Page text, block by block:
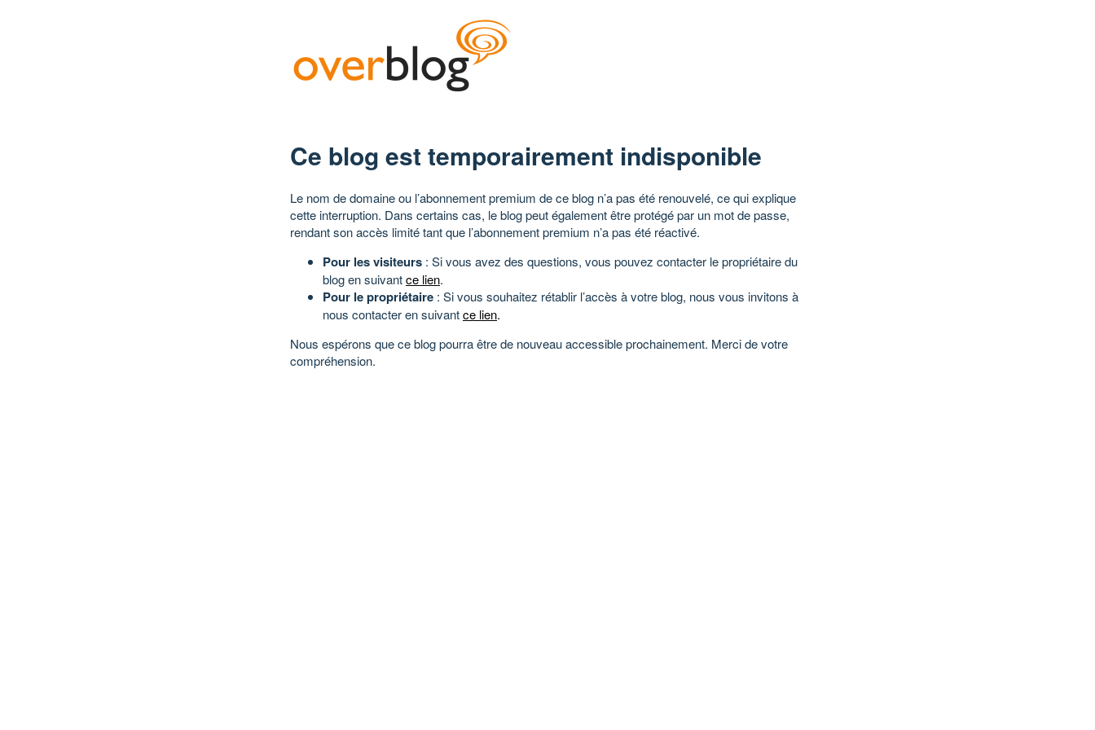
Ce blog est temporairement indisponible
Le nom de domaine ou l’abonnement premium de ce blog n’a pas été renouvelé, ce qui explique
cette interruption. Dans certains cas, le blog peut également être protégé par un mot de passe,
rendant son accès limité tant que l’abonnement premium n’a pas été réactivé.
Pour les visiteurs : Si vous avez des questions, vous pouvez contacter le propriétaire du
blog en suivantce lien.
Pour le propriétaire : Si vous souhaitez rétablir l’accès à votre blog, nous vous invitons à
nous contacter en suivantce lien.
Nous espérons que ce blog pourra être de nouveau accessible prochainement. Merci de votre
compréhension.